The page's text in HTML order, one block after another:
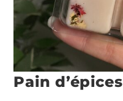
Pain d’épices